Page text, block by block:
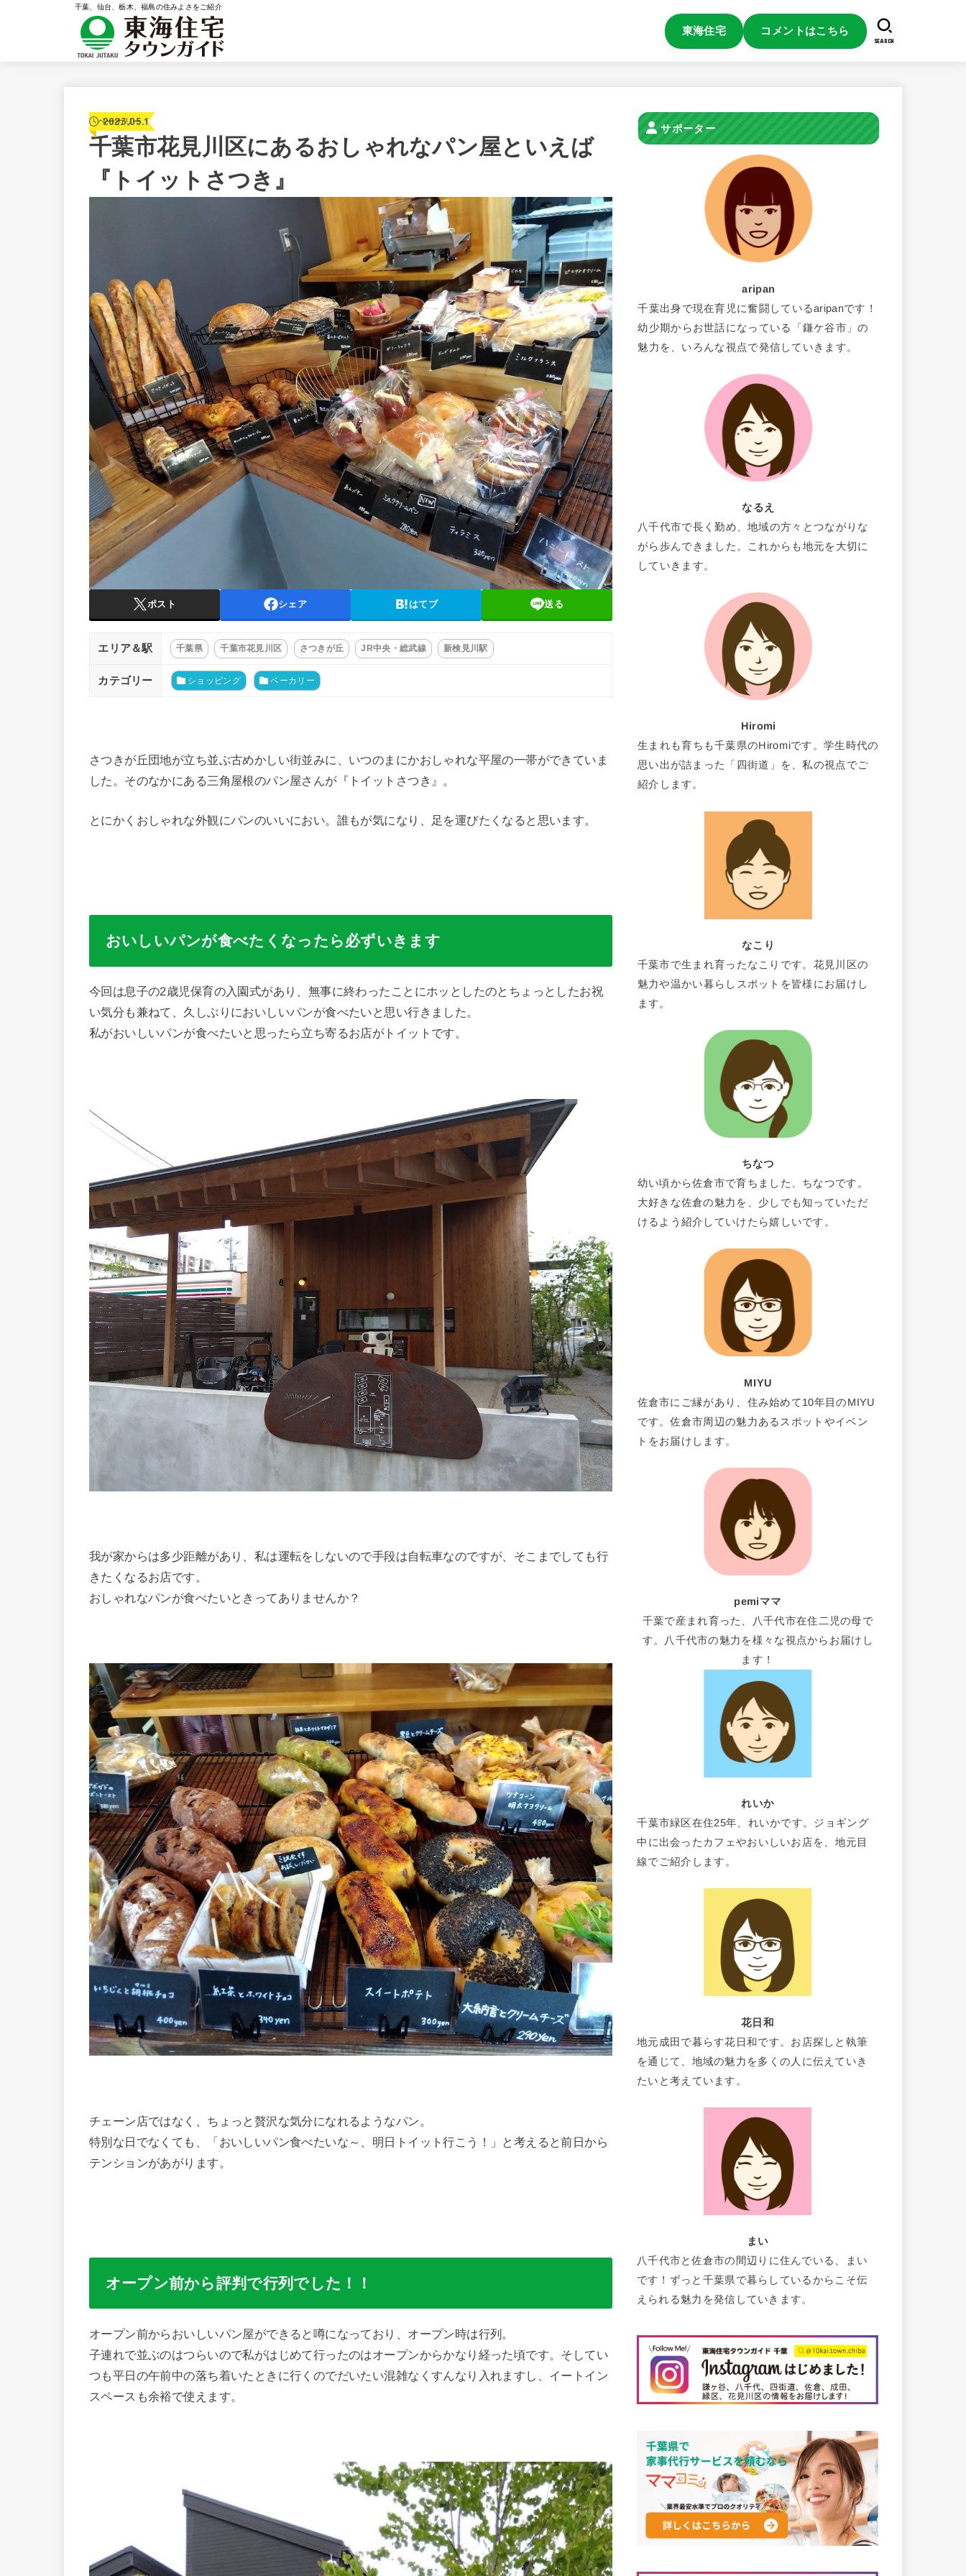
千葉、仙台、栃木、福島の住みよさをご紹介
東海住宅 コメントはこちら
SEARCH
ベーカリー
2023.05.14
千葉市花見川区にあるおしゃれなパン屋といえば
『トイットさつき』
ポスト シェア はてブ 送る
エリア＆駅 千葉県 千葉市花見川区 さつきが丘 JR中央・総武線 新検見川駅
カテゴリー ショッピング ベーカリー
さつきが丘団地が立ち並ぶ古めかしい街並みに、いつのまにかおしゃれな平屋の一帯ができていま
した。そのなかにある三角屋根のパン屋さんが『トイットさつき』。
とにかくおしゃれな外観にパンのいいにおい。誰もが気になり、足を運びたくなると思います。
おいしいパンが食べたくなったら必ずいきます
今回は息子の2歳児保育の入園式があり、無事に終わったことにホッとしたのとちょっとしたお祝
い気分も兼ねて、久しぶりにおいしいパンが食べたいと思い行きました。
私がおいしいパンが食べたいと思ったら立ち寄るお店がトイットです。
我が家からは多少距離があり、私は運転をしないので手段は自転車なのですが、そこまでしても行
きたくなるお店です。
おしゃれなパンが食べたいときってありませんか？
チェーン店ではなく、ちょっと贅沢な気分になれるようなパン。
特別な日でなくても、「おいしいパン食べたいな～、明日トイット行こう！」と考えると前日から
テンションがあがります。
オープン前から評判で行列でした！！
オープン前からおいしいパン屋ができると噂になっており、オープン時は行列。
子連れで並ぶのはつらいので私がはじめて行ったのはオープンからかなり経った頃です。そしてい
つも平日の午前中の落ち着いたときに行くのでだいたい混雑なくすんなり入れますし、イートイン
スペースも余裕で使えます。
サポーター
aripan
千葉出身で現在育児に奮闘しているaripanです！
幼少期からお世話になっている「鎌ケ谷市」の
魅力を、いろんな視点で発信していきます。
なるえ
八千代市で長く勤め、地域の方々とつながりな
がら歩んできました。これからも地元を大切に
していきます。
Hiromi
生まれも育ちも千葉県のHiromiです。学生時代の
思い出が詰まった「四街道」を、私の視点でご
紹介します。
なこり
千葉市で生まれ育ったなこりです。花見川区の
魅力や温かい暮らしスポットを皆様にお届けし
ます。
ちなつ
幼い頃から佐倉市で育ちました、ちなつです。
大好きな佐倉の魅力を、少しでも知っていただ
けるよう紹介していけたら嬉しいです。
MIYU
佐倉市にご縁があり、住み始めて10年目のMIYU
です。佐倉市周辺の魅力あるスポットやイベン
トをお届けします。
pemiママ
千葉で産まれ育った、八千代市在住二児の母で
す。八千代市の魅力を様々な視点からお届けし
ます！
れいか
千葉市緑区在住25年、れいかです。ジョギング
中に出会ったカフェやおいしいお店を、地元目
線でご紹介します。
花日和
地元成田で暮らす花日和です。お店探しと執筆
を通じて、地域の魅力を多くの人に伝えていき
たいと考えています。
まい
八千代市と佐倉市の間辺りに住んでいる、まい
です！ずっと千葉県で暮らしているからこそ伝
えられる魅力を発信していきます。